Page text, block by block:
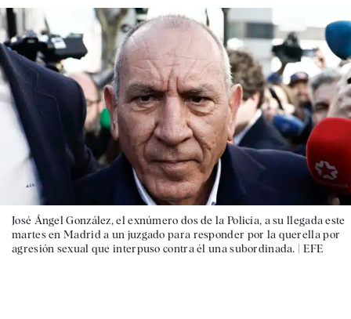
José Ángel González, el exnúmero dos de la Policía, a su llegada este
martes en Madrid a un juzgado para responder por la querella por
agresión sexual que interpuso contra él una subordinada. | EFE